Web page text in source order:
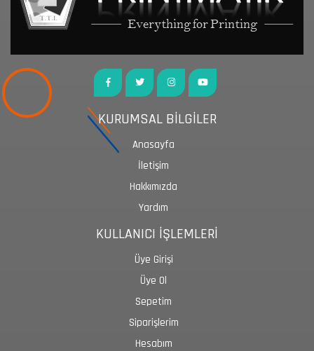
KURUMSAL BİLGİLER
Anasayfa
İletişim
Hakkımızda
Yardım
KULLANICI İŞLEMLERİ
Üye Girişi
Üye Ol
Sepetim
Siparişlerim
Hesabım